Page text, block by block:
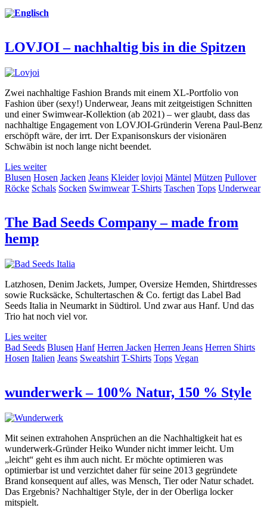
LOVJOI – nachhaltig bis in die Spitzen
Zwei nachhaltige Fashion Brands mit einem XL-Portfolio von
Fashion über (sexy!) Underwear, Jeans mit zeitgeistigen Schnitten
und einer Swimwear-Kollektion (ab 2021) – wer glaubt, dass das
nachhaltige Engagement von LOVJOI-Gründerin Verena Paul-Benz
erschöpft wäre, der irrt. Der Expanisonskurs der visionären
Schwäbin ist noch lange nicht beendet.
Lies weiter
Blusen Hosen Jacken Jeans Kleider lovjoi Mäntel Mützen Pullover
Röcke Schals Socken Swimwear T-Shirts Taschen Tops Underwear
The Bad Seeds Company – made from
hemp
Latzhosen, Denim Jackets, Jumper, Oversize Hemden, Shirtdresses
sowie Rucksäcke, Schultertaschen & Co. fertigt das Label Bad
Seeds Italia in Neumarkt in Südtirol. Und zwar aus Hanf. Und das
Trio hat noch viel vor.
Lies weiter
Bad Seeds Blusen Hanf Herren Jacken Herren Jeans Herren Shirts
Hosen Italien Jeans Sweatshirt T-Shirts Tops Vegan
wunderwerk – 100% Natur, 150 % Style
Mit seinen extrahohen Ansprüchen an die Nachhaltigkeit hat es
wunderwerk-Gründer Heiko Wunder nicht immer leicht. Um
„leicht“ geht es ihm auch nicht. Er möchte optimieren was
optimierbar ist und verzichtet daher für seine 2013 gegründete
Brand konsequent auf alles, was Mensch, Tier oder Natur schadet.
Das Ergebnis? Nachhaltiger Style, der in der Oberliga locker
mitspielt.